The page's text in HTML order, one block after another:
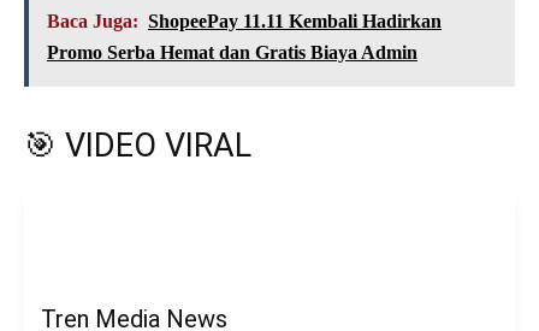
Baca Juga: ShopeePay 11.11 Kembali Hadirkan
Promo Serba Hemat dan Gratis Biaya Admin
🎯 VIDEO VIRAL
Tren Media News